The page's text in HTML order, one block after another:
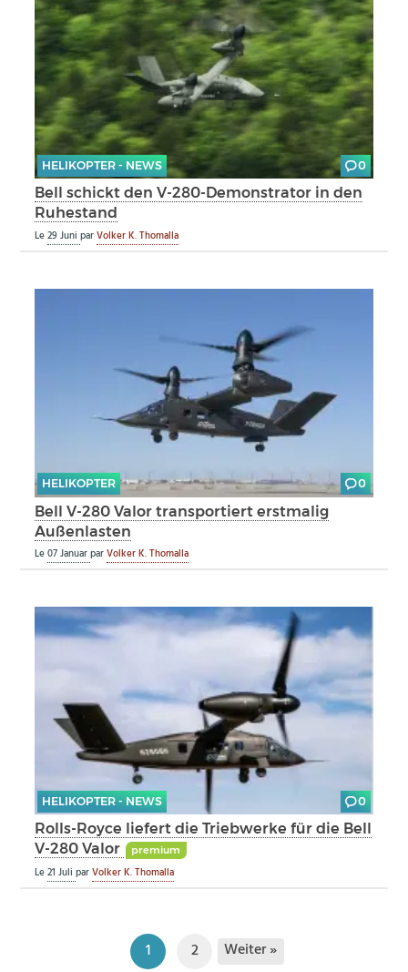
HELIKOPTER - NEWS 0
Bell schickt den V-280-Demonstrator in den
Ruhestand
Le29 JuniparVolker K. Thomalla
HELIKOPTER 0
Bell V-280 Valor transportiert erstmalig
Außenlasten
Le07 JanuarparVolker K. Thomalla
HELIKOPTER - NEWS 0
Rolls-Royce liefert die Triebwerke für die Bell
V-280 Valor
premium
Le21 JuliparVolker K. Thomalla
1 2 Weiter »